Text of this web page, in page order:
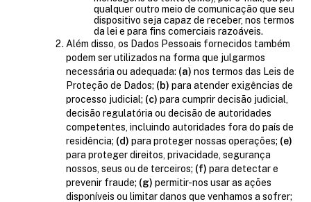
qualquer outro meio de comunicação que seu
dispositivo seja capaz de receber, nos termos
da lei e para fins comerciais razoáveis.
Além disso, os Dados Pessoais fornecidos também
podem ser utilizados na forma que julgarmos
necessária ou adequada: (a) nos termos das Leis de
Proteção de Dados; (b) para atender exigências de
processo judicial; (c) para cumprir decisão judicial,
decisão regulatória ou decisão de autoridades
competentes, incluindo autoridades fora do país de
residência; (d) para proteger nossas operações; (e)
para proteger direitos, privacidade, segurança
nossos, seus ou de terceiros; (f) para detectar e
prevenir fraude; (g) permitir-nos usar as ações
disponíveis ou limitar danos que venhamos a sofrer;